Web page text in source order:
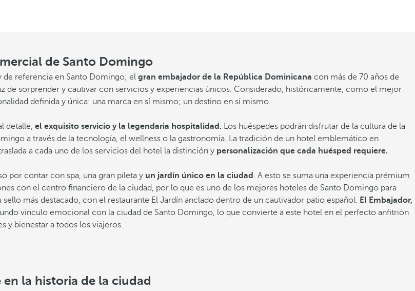
de Santo Domingo
de referencia en Santo Domingo; el gran embajador de la República Dominicana con más de 70 años de
de sorprender y cautivar con servicios y experiencias únicos. Considerado, históricamente, como el mejor
definida y única: una marca en sí mismo; un destino en sí mismo.
detalle, el exquisito servicio y la legendaria hospitalidad. Los huéspedes podrán disfrutar de la cultura de la
a través de la tecnología, el wellness o la gastronomía. La tradición de un hotel emblemático en
a cada uno de los servicios del hotel la distinción y personalización que cada huésped requiere.
por contar con spa, una gran pileta y un jardín único en la ciudad . A esto se suma una experiencia prémium
con el centro financiero de la ciudad, por lo que es uno de los mejores hoteles de Santo Domingo para
sello más destacado, con el restaurante El Jardín anclado dentro de un cautivador patio español. El Embajador,
vínculo emocional con la ciudad de Santo Domingo, lo que convierte a este hotel en el perfecto anfitrión
y bienestar a todos los viajeros.
la historia de la ciudad